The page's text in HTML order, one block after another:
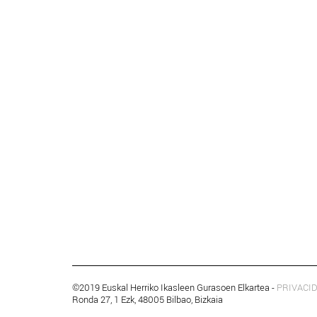
©2019 Euskal Herriko Ikasleen Gurasoen Elkartea -
Ronda 27, 1 Ezk, 48005 Bilbao, Bizkaia